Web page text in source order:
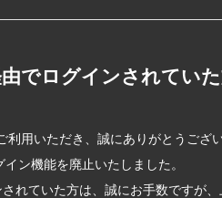
でログインされてい
用いただき、誠にありがとうござい
ン機能を廃止いたしました。
れていた方は、誠にお手数ですが